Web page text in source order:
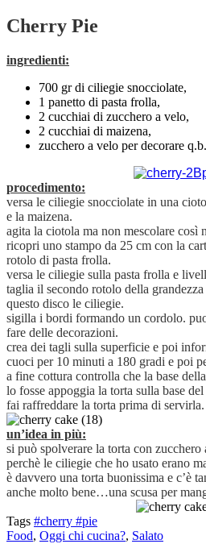
Cherry Pie
ingredienti:
700 gr di ciliegie snocciolate,
1 panetto di pasta frolla,
2 cucchiai di zucchero a velo,
2 cucchiai di maizena,
zucchero a velo per decorare q.b.
procedimento:
versa le ciliegie snocciolate in una
e la maizena.
agita la ciotola ma non mescolare così
ricopri uno stampo da 25 cm con la
rotolo di pasta frolla.
versa le ciliegie sulla pasta frolla e
taglia il secondo rotolo della
questo disco le ciliegie.
sigilla i bordi formando un cordolo.
fare delle decorazioni.
crea dei tagli sulla superficie e poi
cuoci per 10 minuti a 180 gradi e poi
a fine cottura controlla che la base
lo fosse appoggia la torta sulla base
fai raffreddare la torta prima di servirla.
un’idea in più:
si può spolverare la torta con
perchè le ciliegie che ho usato erano
è davvero una torta buonissima e c’è
anche molto bene…una scusa per
Tags #cherry #pie
Food, Oggi chi cucina?, Salato